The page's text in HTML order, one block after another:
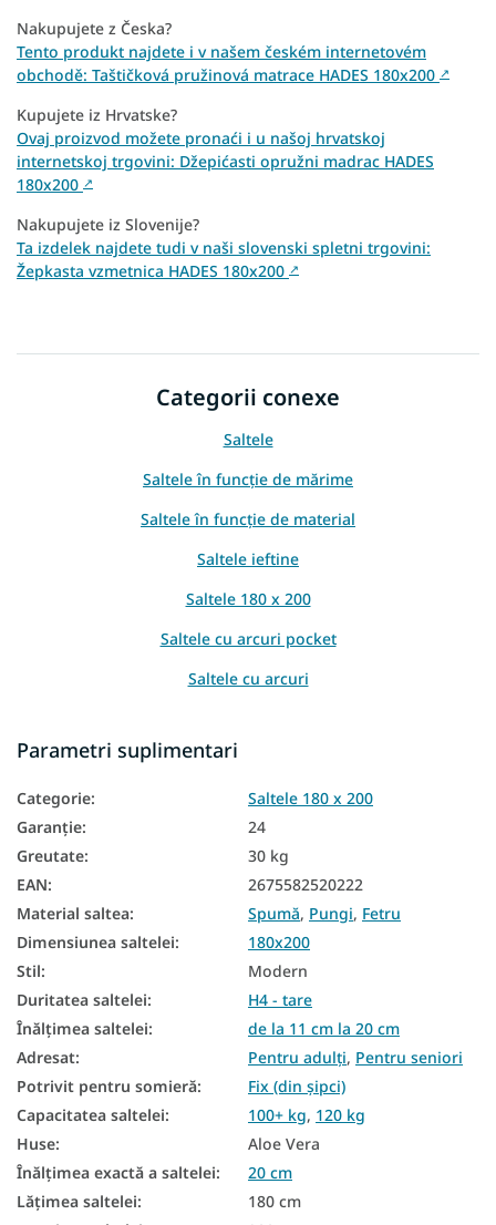
Nakupujete z Česka?
Tento produkt najdete i v našem českém internetovém
obchodě: Taštičková pružinová matrace HADES 180x200 ↗
Kupujete iz Hrvatske?
Ovaj proizvod možete pronaći i u našoj hrvatskoj
internetskoj trgovini: Džepićasti opružni madrac HADES
180x200 ↗
Nakupujete iz Slovenije?
Ta izdelek najdete tudi v naši slovenski spletni trgovini:
Žepkasta vzmetnica HADES 180x200 ↗
Categorii conexe
Saltele
Saltele în funcție de mărime
Saltele în funcție de material
Saltele ieftine
Saltele 180 x 200
Saltele cu arcuri pocket
Saltele cu arcuri
Saltea in functie de capacitatea de incarcare
Saltea Aloe Vera
Saltea din spumă PUR
Saltele naturale
Saltele de podea
Saltele pentru podea
Saltele în funcție de fermitate
Saltele dure
Saltele mari
Saltele matrimoniale
Saltele antialergice
Saltele de buzunar 180x200
Parametri suplimentari
Categorie:
Saltele 180 x 200
Garanţie:
24
Greutate:
30 kg
EAN:
2675582520222
Material saltea: Spumă, Pungi, Fetru
Dimensiunea saltelei:
180x200
Stil:
Modern
Duritatea saltelei:
H4 - tare
Înălțimea saltelei:
de la 11 cm la 20 cm
Adresat: Pentru adulți, Pentru seniori
Potrivit pentru somieră:
Fix (din șipci)
Capacitatea saltelei: 100+ kg, 120 kg
Huse:
Aloe Vera
Înălțimea exactă a saltelei:
20 cm
Lățimea saltelei:
180 cm